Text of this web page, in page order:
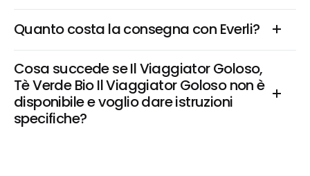
Quanto costa la consegna con Everli?
Cosa succede se Il Viaggiator Goloso,
Tè Verde Bio Il Viaggiator Goloso non è
disponibile e voglio dare istruzioni
specifiche?